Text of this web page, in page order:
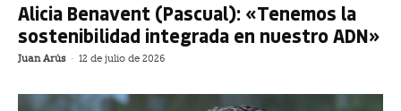
Alicia Benavent (Pascual): «Tenemos la
sostenibilidad integrada en nuestro ADN»
Juan Arús - 12 de julio de 2026